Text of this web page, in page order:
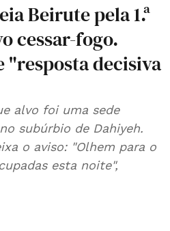
Beirute pela 1.ª
cessar-fogo.
"resposta decisiva
alvo foi uma sede
subúrbio de Dahiyeh.
o aviso: "Olhem para o
esta noite",